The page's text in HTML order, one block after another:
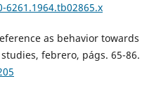
as behavior towards
febrero, págs. 65-86.